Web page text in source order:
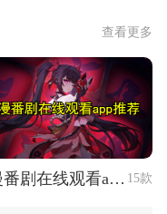
查看更多
动漫番剧在线观看app推荐 15款